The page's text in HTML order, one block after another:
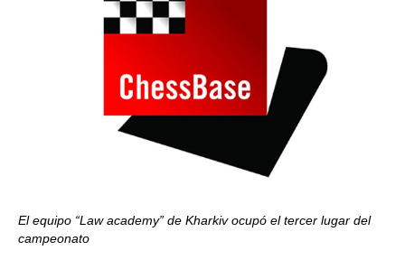
El equipo “Law academy” de Kharkiv ocupó el tercer lugar del
campeonato